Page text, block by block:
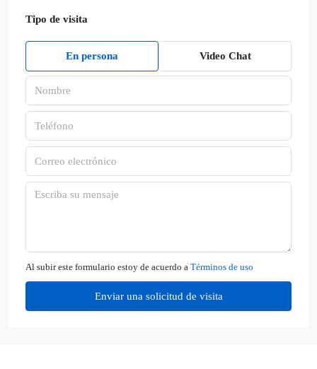
Tipo de visita
En persona Video Chat
Al subir este formulario estoy de acuerdo a Términos de uso
Enviar una solicitud de visita